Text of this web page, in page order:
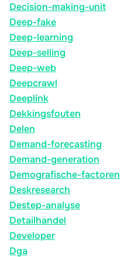
Decision-making-unit
Deep-fake
Deep-learning
Deep-selling
Deep-web
Deepcrawl
Deeplink
Dekkingsfouten
Delen
Demand-forecasting
Demand-generation
Demografische-factoren
Deskresearch
Destep-analyse
Detailhandel
Developer
Dga